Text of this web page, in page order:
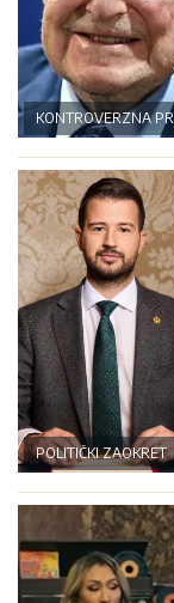
KONTROVERZNA
POLITIČKI ZAOKRET